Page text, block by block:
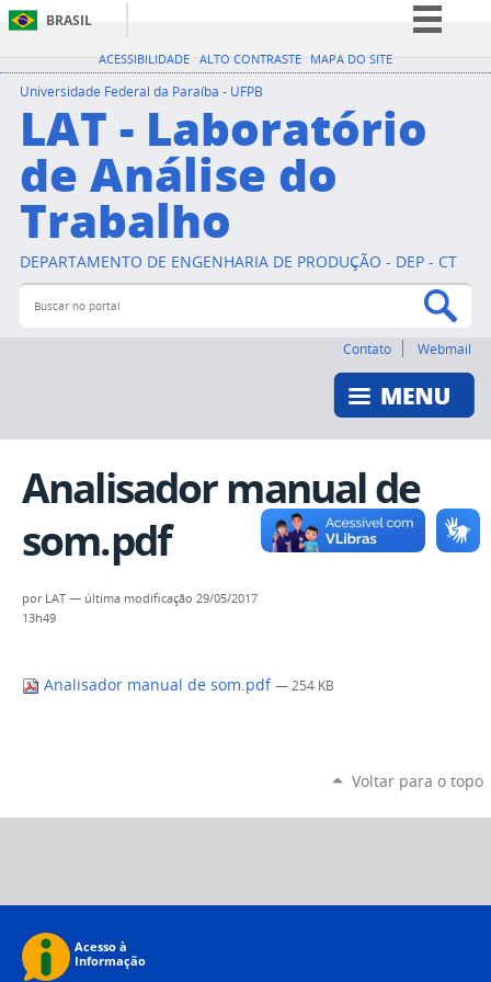
ACESSIBILIDADE ALTO CONTRASTE MAPA DO SITE
BRASIL
Simplifique!
Participe
Acesso à informação
Legislação
Universidade Federal da Paraíba - UFPB
LAT - Laboratório
de Análise do
Trabalho
DEPARTAMENTO DE ENGENHARIA DE PRODUÇÃO - DEP - CT
Buscar no portal
Contato Webmail
Analisador manual de
som.pdf
por LAT — última modificação 29/05/2017
13h49
Analisador manual de som.pdf — 254 KB
Voltar para o topo